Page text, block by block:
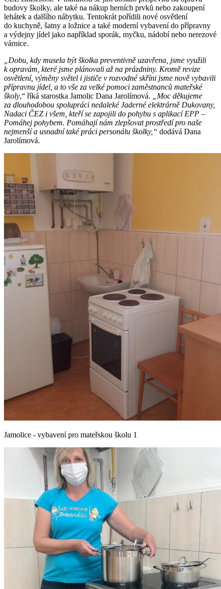
budovy školky, ale také na nákup herních prvků nebo zakoupení
lehátek a dalšího nábytku. Tentokrát pořídili nové osvětlení
do kuchyně, šatny a ložnice a také moderní vybavení do přípravny
a výdejny jídel jako například sporák, myčku, nádobí nebo nerezové
várnice.
„Dobu, kdy musela být školka preventivně uzavřena, jsme využili
k opravám, které jsme plánovali až na prázdniny. Kromě revize
osvětlení, výměny světel i jističe v rozvodné skříni jsme nově vybavili
přípravnu jídel, a to vše za velké pomoci zaměstnanců mateřské
školy,“ říká starostka Jamolic Dana Jarolímová.
„Moc děkujeme
za dlouhodobou spolupráci nedaleké Jaderné elektrárně Dukovany,
Nadaci ČEZ i všem, kteří se zapojili do pohybu s aplikací EPP –
Pomáhej pohybem. Pomáhají nám zlepšovat prostředí pro naše
nejmenší a usnadní také práci personálu školky,“ dodává Dana
Jarolímová.
Jamolice - vybavení pro mateřskou školu 1